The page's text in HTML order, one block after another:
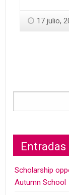
17 julio,
Scholarship
Autumn School